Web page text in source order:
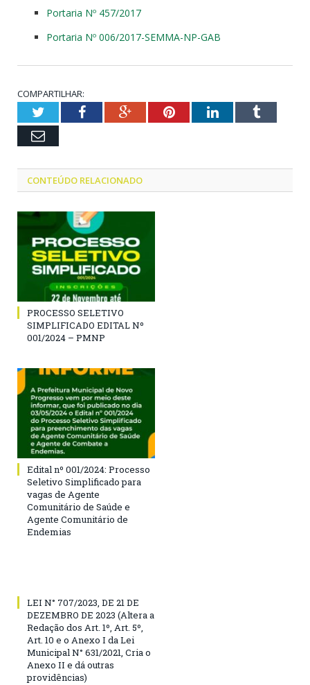
Portaria Nº 457/2017
Portaria Nº 006/2017-SEMMA-NP-GAB
COMPARTILHAR:
TwitterFacebookGoogle+PinterestLinkedInTumblr
Email
CONTEÚDO RELACIONADO
PROCESSO SELETIVO
SIMPLIFICADO EDITAL Nº
001/2024 – PMNP
Edital nº 001/2024: Processo
Seletivo Simplificado para
vagas de Agente
Comunitário de Saúde e
Agente Comunitário de
Endemias
LEI N° 707/2023, DE 21 DE
DEZEMBRO DE 2023 (Altera a
Redação dos Art. 1º, Art. 5º,
Art. 10 e o Anexo I da Lei
Municipal N° 631/2021, Cria o
Anexo II e dá outras
providências)